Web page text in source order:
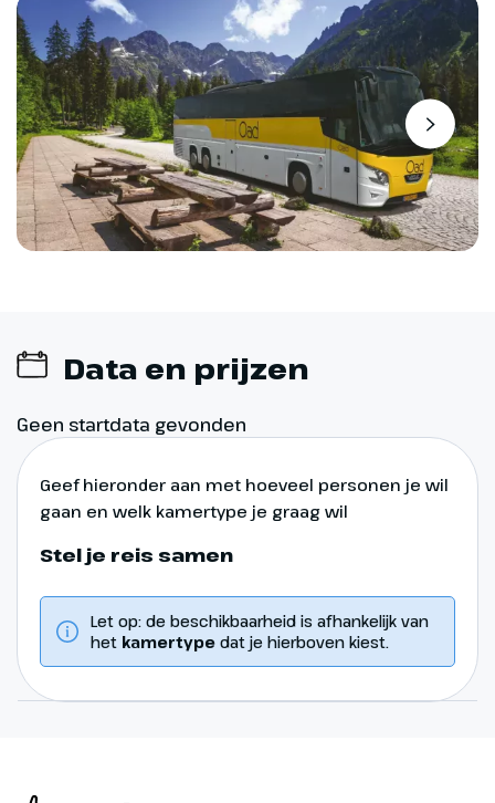
Data en prijzen
Geen startdata gevonden
Geef hieronder aan met hoeveel personen je wil
gaan en welk kamertype je graag wil
Stel je reis samen
Let op: de beschikbaarheid is afhankelijk van
het kamertype dat je hierboven kiest.